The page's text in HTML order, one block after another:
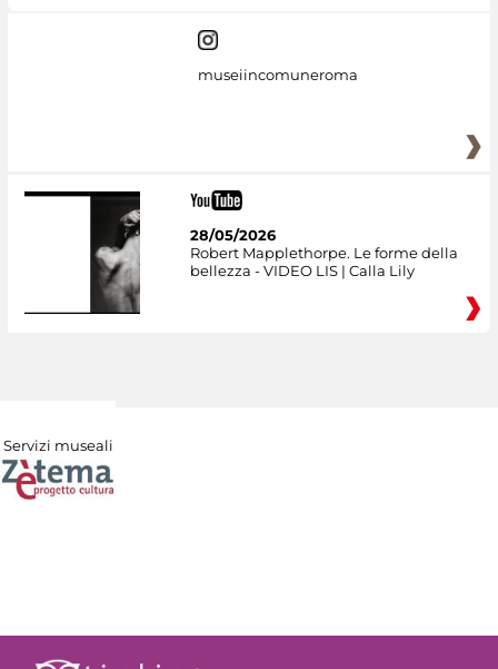
museiincomuneroma
28/05/2026
Robert Mapplethorpe. Le forme della
bellezza - VIDEO LIS | Calla Lily
Servizi museali